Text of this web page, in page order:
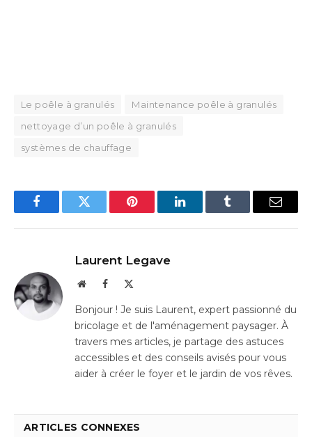
Le poêle à granulés
Maintenance poêle à granulés
nettoyage d’un poêle à granulés
systèmes de chauffage
FacebookTwitter Pinterest LinkedInTumblr Email
Laurent Legave
WebsiteFacebook
Bonjour ! Je suis Laurent, expert passionné du
bricolage et de l'aménagement paysager. À
travers mes articles, je partage des astuces
accessibles et des conseils avisés pour vous
aider à créer le foyer et le jardin de vos rêves.
ARTICLES CONNEXES